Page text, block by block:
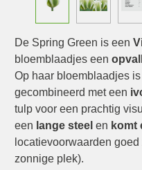
De Spring Green is een
bloemblaadjes een
Op haar bloemblaadjes
gecombineerd met een
tulp voor een prachtig
een lange steel en komt
locatievoorwaarden
zonnige plek).